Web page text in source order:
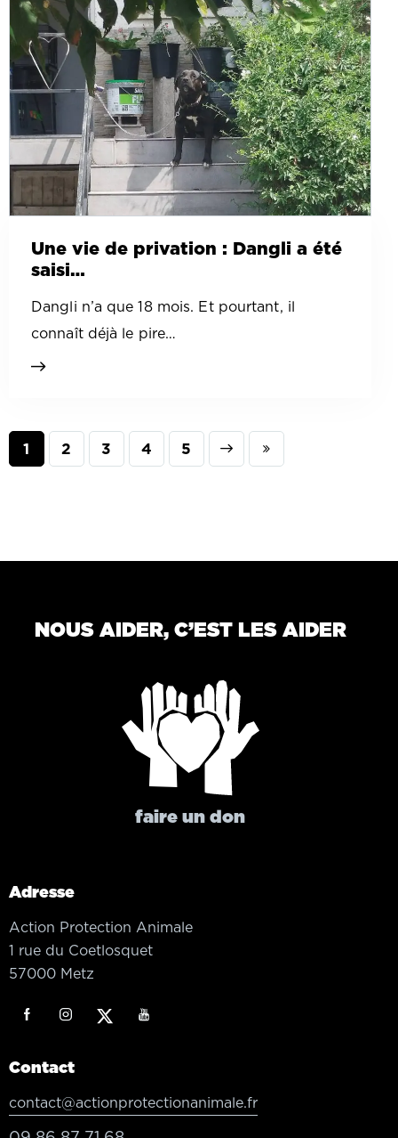
Une vie de privation : Dangli a été
saisi…
Dangli n’a que 18 mois. Et pourtant, il
connaît déjà le pire…
1 2 3 4 5
Next Last
NOUS AIDER, C’EST LES AIDER
faire un don
Adresse
Action Protection Animale
1 rue du Coetlosquet
57000 Metz
Contact
contact@actionprotectionanimale.fr